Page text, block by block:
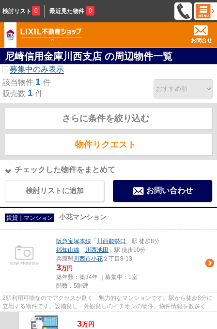
検討リスト 0 最近見た物件 0
お問合せ
尼崎信用金庫川西支店 の周辺物件一覧
募集中のみ表示
該当物件 1 件
販売数 1 件
さらに条件を絞り込む
物件リクエスト
チェックした物件をまとめて
検討リストに追加 お問い合わせ
賃貸｜マンション 小花マンション
阪急宝塚本線 「 川西能勢口 」駅 徒歩8分
福知山線 「 川西池田 」駅 徒歩10分
兵庫県川西市小花 ２丁目8-13
3万円
築年数：築34年 ｜募集中： 1室
階数：5階建
2駅利用可能なのでアクセスが良く、魅力的なマンションです。駅から徒歩8分に
立地する物件です。設備良し・外観良しのイチオシの物件。物件情報を数多く取
り揃えている当社は、お客様...
3万円